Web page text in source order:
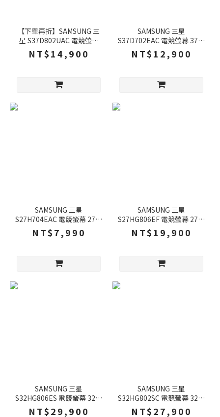
【下單再折】SAMSUNG 三
星 S37D802UAC 電競螢幕
37吋 60Hz 4k 5ms VA 電腦
螢幕 遊戲螢幕 螢幕
NT$14,900
SAMSUNG 三星
S37D702EAC 電競螢幕 37吋
60Hz 4k 5ms VA 電腦螢幕
遊戲螢幕 螢幕
NT$12,900
SAMSUNG 三星
S27H704EAC 電競螢幕 27吋
60Hz 4k 5ms IPS 電腦螢幕
遊戲螢幕 螢幕
NT$7,990
SAMSUNG 三星
S27HG806EF 電競螢幕 27吋
180Hz 5k 1ms IPS 可旋轉 電
腦螢幕 螢幕
NT$19,900
SAMSUNG 三星
S32HG806ES 電競螢幕 32吋
165Hz 6k 1ms IPS 可旋轉 電
NT$29,900
SAMSUNG 三星
S32HG802SC 電競螢幕 32吋
240Hz OLED 4k 0.03ms 可
NT$27,900